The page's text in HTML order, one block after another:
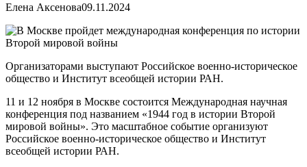
Елена Аксенова09.11.2024
Организаторами выступают Российское военно-историческое
общество и Институт всеобщей истории РАН.
11 и 12 ноября в Москве состоится Международная научная
конференция под названием «1944 год в истории Второй
мировой войны». Это масштабное событие организуют
Российское военно-историческое общество и Институт
всеобщей истории РАН.